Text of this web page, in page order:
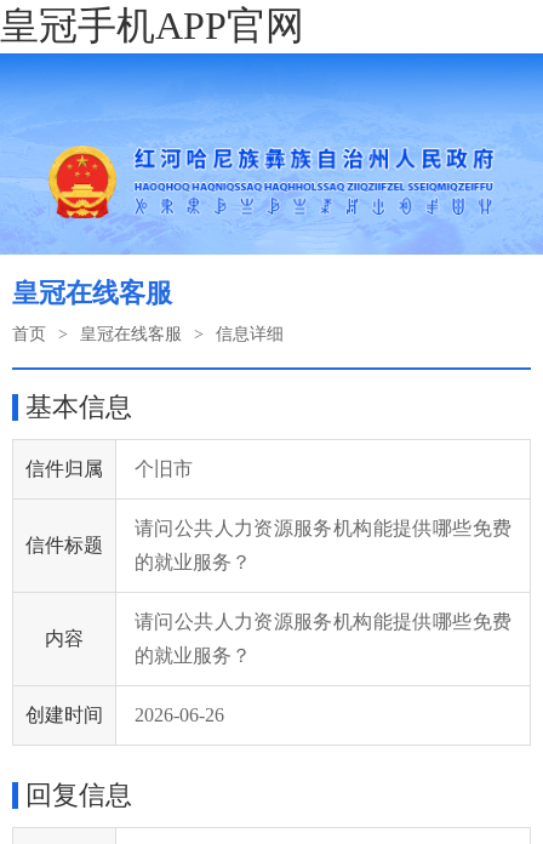
皇冠手机APP官网
皇冠在线客服
首页 > 皇冠在线客服 > 信息详细
基本信息
信件归属 个旧市
信件标题
请问公共人力资源服务机构能提供哪些免费
的就业服务？
内容
请问公共人力资源服务机构能提供哪些免费
的就业服务？
创建时间 2026-06-26
回复信息